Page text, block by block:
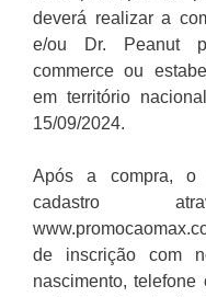
deverá realizar a
e/ou Dr. Peanut
commerce ou
em território
15/09/2024.
Após a compra, o
cadastro
de inscrição com
nascimento,